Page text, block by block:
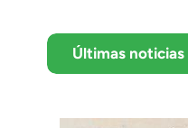
Últimas noticias
de Ferrol reafirma su